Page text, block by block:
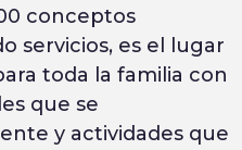
conceptos
servicios, es el lugar
toda la familia con
que se
y actividades que